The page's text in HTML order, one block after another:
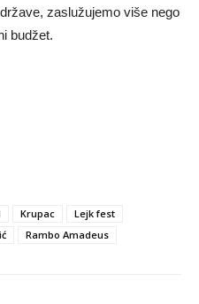
zaslužujemo više nego
budžet.
Krupac
Lejk fest
Rambo Amadeus